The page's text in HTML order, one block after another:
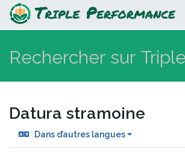
Datura stramoine
Datura stramoine
Dans d’autres langues